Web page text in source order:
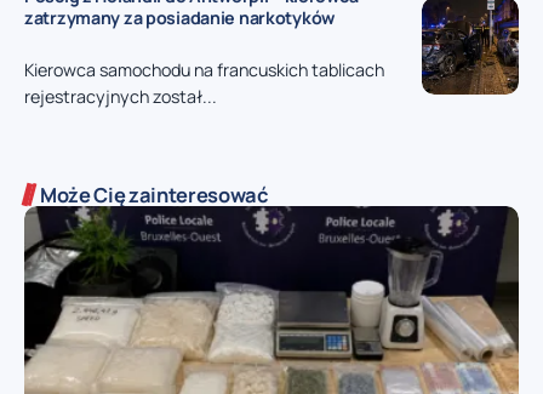
zatrzymany za posiadanie narkotyków
Kierowca samochodu na francuskich tablicach
rejestracyjnych został...
Może Cię zainteresować